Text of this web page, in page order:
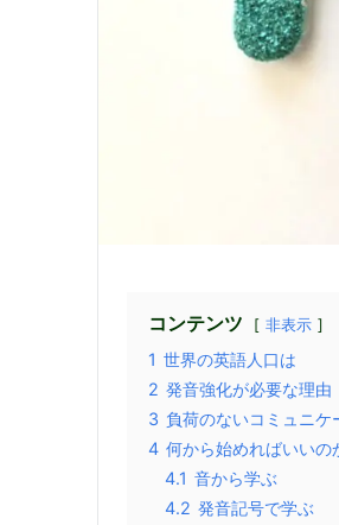
コンテンツ 非表示
1 世界の英語人口は
2 発音強化が必要な理由
3 負荷のないコミュニケ
4 何から始めればいいの
4.1 音から学ぶ
4.2 発音記号で学ぶ